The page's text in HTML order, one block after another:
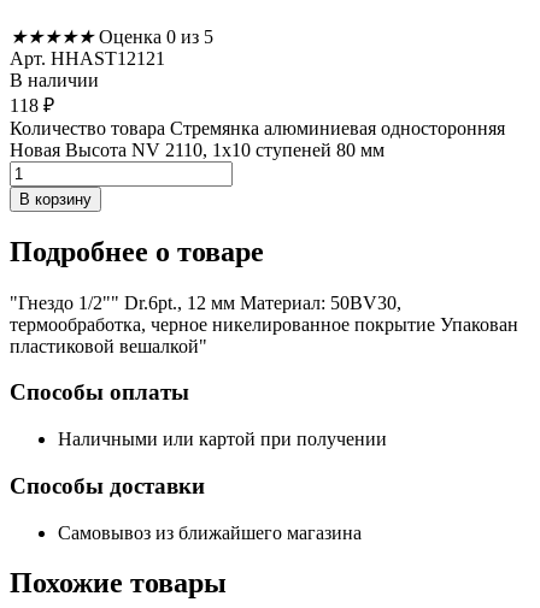
★★★★★ Оценка 0 из 5
Арт. HHAST12121
В наличии
118 ₽
Количество товара Стремянка алюминиевая односторонняя
Новая Высота NV 2110, 1х10 ступеней 80 мм
В корзину
Подробнее о товаре
"Гнездо 1/2"" Dr.6pt., 12 мм Материал: 50BV30,
термообработка, черное никелированное покрытие Упакован
пластиковой вешалкой"
Способы оплаты
Наличными или картой при получении
Способы доставки
Самовывоз из ближайшего магазина
Похожие товары